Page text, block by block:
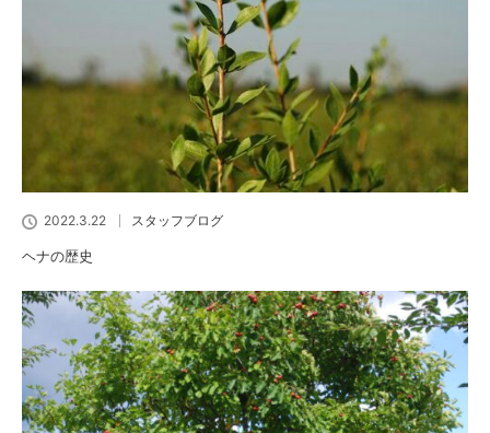
2022.3.22 スタッフブログ
ヘナの歴史